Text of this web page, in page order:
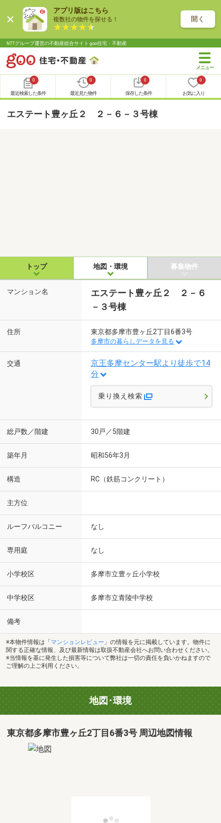
アプリ版はこちら
複数社の物件を探せる！ 開く
NTTグループ運営の不動産総合サイト goo住宅・不動産
0
最近検索した条件
0
最近見た物件
0
保存した条件
0
お気に入り
エステート豊ヶ丘２ ２－６－３号棟
トップ 地図・環境 募集物件
マンション名
エステート豊ヶ丘２ ２－６
－３号棟
住所 東京都多摩市豊ヶ丘2丁目6番3号
多摩市の暮らしデータを見る
交通
京王多摩センター駅より徒歩で14
分
乗り換え検索
総戸数／階建 30戸／5階建
築年月 昭和56年3月
構造 RC（鉄筋コンクリート）
主方位
ルーフバルコニー なし
専用庭 なし
小学校区 多摩市立豊ヶ丘小学校
中学校区 多摩市立青陵中学校
備考
※本物件情報は「 マンションレビュー 」の情報を元に掲載しています。物件に
関する正確な情報、及び最新情報は取扱不動産会社へお問い合わせください。
※当情報を基に発生した損害等について弊社は一切の責任を負いかねますので
ご理解の上ご利用ください。
地図･環境
東京都多摩市豊ヶ丘2丁目6番3号 周辺地図情報